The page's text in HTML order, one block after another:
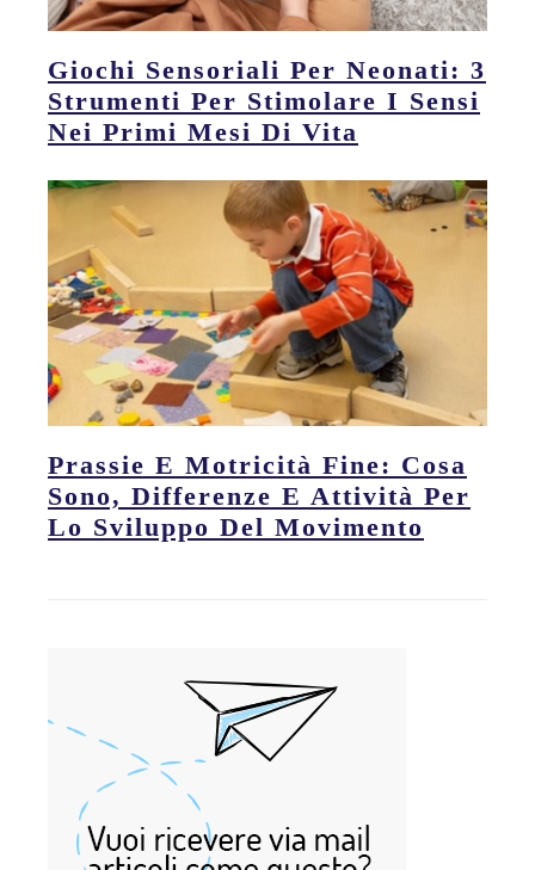
Giochi Sensoriali Per Neonati: 3
Strumenti Per Stimolare I Sensi
Nei Primi Mesi Di Vita
Prassie E Motricità Fine: Cosa
Sono, Differenze E Attività Per
Lo Sviluppo Del Movimento